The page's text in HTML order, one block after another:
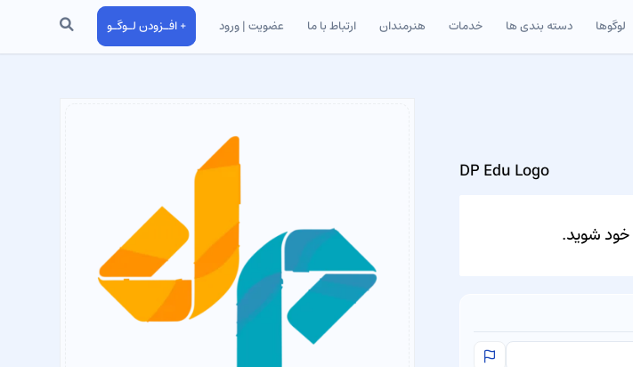
لوگوها دسته بندی ها خدمات هنرمندان ارتباط با ما عضویت | ورود + افـزودن لـوگـو جستجو
DP Edu Logo
خود شوید.